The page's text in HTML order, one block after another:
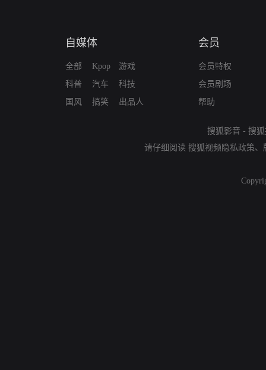
自媒体
全部
科普
国风
Kpop
汽车
搞笑
游戏
科技
出品人
会员
会员特权
会员剧场
帮助
搜狐影音 - 搜
请仔细阅读 搜狐视频隐私政策、